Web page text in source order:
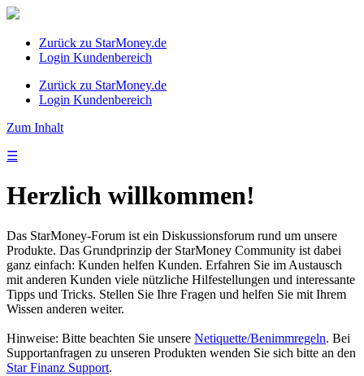
Zurück zu StarMoney.de
Login Kundenbereich
Zurück zu StarMoney.de
Login Kundenbereich
Zum Inhalt
☰
Herzlich willkommen!
Das StarMoney-Forum ist ein Diskussionsforum rund um unsere
Produkte. Das Grundprinzip der StarMoney Community ist dabei
ganz einfach: Kunden helfen Kunden. Erfahren Sie im Austausch
mit anderen Kunden viele nützliche Hilfestellungen und interessante
Tipps und Tricks. Stellen Sie Ihre Fragen und helfen Sie mit Ihrem
Wissen anderen weiter.
Hinweise: Bitte beachten Sie unsere Netiquette/Benimmregeln. Bei
Supportanfragen zu unseren Produkten wenden Sie sich bitte an den
Star Finanz Support.